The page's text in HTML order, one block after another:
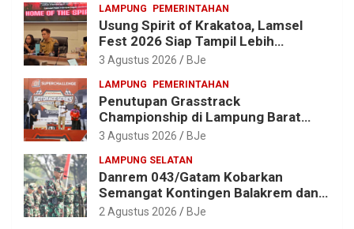
LAMPUNG PEMERINTAHAN
Usung Spirit of Krakatoa, Lamsel
Fest 2026 Siap Tampil Lebih
Spektakuler dengan Empat Event
3 Agustus 2026 BJe
LAMPUNG PEMERINTAHAN
Penutupan Grasstrack
Championship di Lampung Barat
Meriah, Dihadiri Ribuan Penonton; Ini
3 Agustus 2026 BJe
LAMPUNG SELATAN
Danrem 043/Gatam Kobarkan
Semangat Kontingen Balakrem dan
Yonif 143/TWEJ di Pembukaan
2 Agustus 2026 BJe